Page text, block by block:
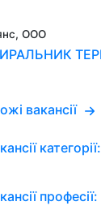
ООО
вакансії